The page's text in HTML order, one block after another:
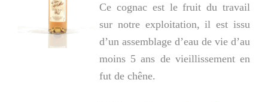
Ce cognac est le fruit du travail
sur notre exploitation, il est issu
d’un assemblage d’eau de vie d’au
moins 5 ans de vieillissement en
fut de chêne.